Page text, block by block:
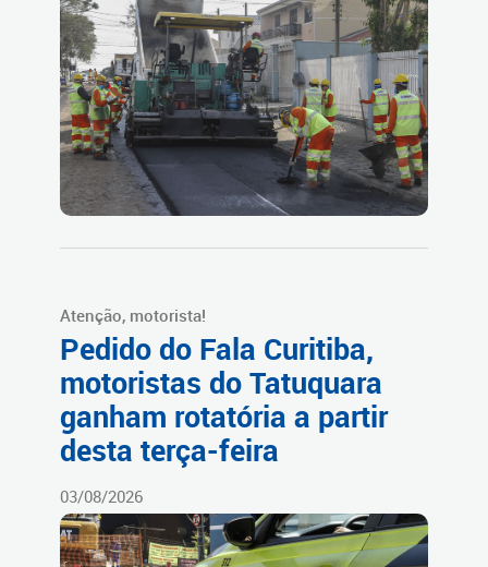
Atenção, motorista!
Pedido do Fala Curitiba,
motoristas do Tatuquara
ganham rotatória a partir
desta terça-feira
03/08/2026